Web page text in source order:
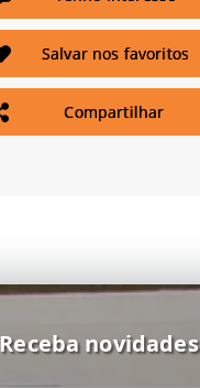
Salvar nos favoritos
Compartilhar
Receba novidades